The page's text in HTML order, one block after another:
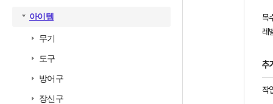
아이템
무기
도구
방어구
장신구
목
레
추
작